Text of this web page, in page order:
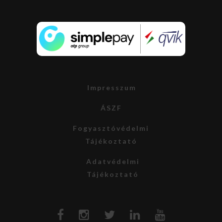
Impresszum
ÁSZF
Fogyasztóvédelmi
Tájékoztató
Adatvédelmi
Tájékoztató